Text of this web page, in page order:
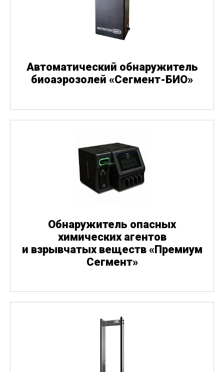
Автоматический обнаружитель
биоаэрозолей «Сегмент-БИО»
Обнаружитель опасных
химических агентов
и взрывчатых веществ «Премиум
Сегмент»